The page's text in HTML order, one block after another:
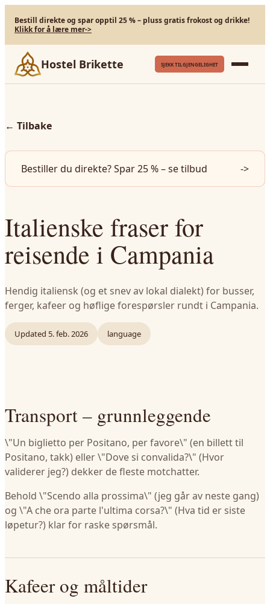
Bestill direkte og spar opptil 25 % – pluss gratis frokost og drikke!
Klikk for å lære mer->
Hostel Brikette SJEKK TILGJENGELIGHET
← Tilbake
Bestiller du direkte? Spar 25 % – se tilbud ->
Italienske fraser for
reisende i Campania
Hendig italiensk (og et snev av lokal dialekt) for busser,
ferger, kafeer og høflige forespørsler rundt i Campania.
Updated 5. feb. 2026 language
Transport – grunnleggende
\"Un biglietto per Positano, per favore\" (en billett til
Positano, takk) eller \"Dove si convalida?\" (Hvor
validerer jeg?) dekker de fleste motchatter.
Behold \"Scendo alla prossima\" (jeg går av neste gang)
og \"A che ora parte l'ultima corsa?\" (Hva tid er siste
løpetur?) klar for raske spørsmål.
Kafeer og måltider